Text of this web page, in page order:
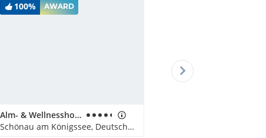
100% AWARD
Alm- & Wellnesshotel Alpenhof
Schönau am Königssee, Deutschland